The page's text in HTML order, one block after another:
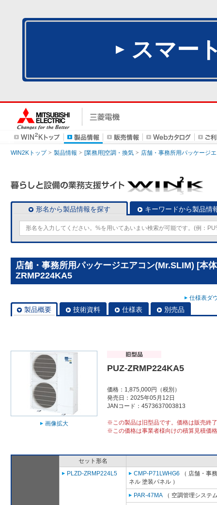
スマー
WIN2Kトップ 製品情報 [業務用]空調・換気 店舗・事務所用パッケージ
形名から製品情報を探す キーワードから製品情
店舗・事務所用パッケージエアコン(Mr.SLIM) [本
ZRMP224KA5
仕様表ダ
製品概要 技術資料 仕様表 別売品
画像拡大
PUZ-ZRMP224KA5
価格：1,875,000円（税別）
発売日：2025年05月12日
JANコード：4573637003813
※この製品は旧型品です。価格は販売終
※この価格は事業者様向けの積算見積価
セット形名
PLZD-ZRMP224L5
CMP-P71LWHG6 （ 店舗・事
ネル 塗装パネル ）
PAR-47MA （ 空調管理システ